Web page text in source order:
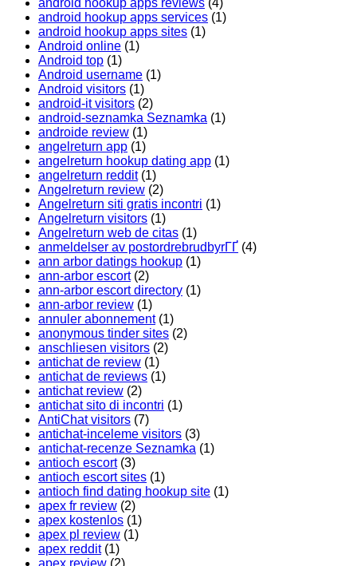
android hookup apps reviews (4)
android hookup apps services (1)
android hookup apps sites (1)
Android online (1)
Android top (1)
Android username (1)
Android visitors (1)
android-it visitors (2)
android-seznamka Seznamka (1)
androide review (1)
angelreturn app (1)
angelreturn hookup dating app (1)
angelreturn reddit(1)
Angelreturn review (2)
Angelreturn siti gratis incontri (1)
Angelreturn visitors (1)
Angelreturn web de citas (1)
anmeldelser av postordrebrudbyrГҐ (4)
ann arbor datings hookup (1)
ann-arbor escort(2)
ann-arbor escort directory (1)
ann-arbor review (1)
annuler abonnement(1)
anonymous tinder sites (2)
anschliesen visitors (2)
antichat de review (1)
antichat de reviews (1)
antichat review (2)
antichat sito di incontri (1)
AntiChat visitors (7)
antichat-inceleme visitors (3)
antichat-recenze Seznamka (1)
antioch escort(3)
antioch escort sites (1)
antioch find dating hookup site (1)
apex fr review (2)
apex kostenlos (1)
apex pl review (1)
apex reddit(1)